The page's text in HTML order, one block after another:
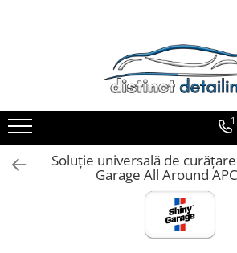
Unelte Tornador®
Piese de Schimb Tornador®
Maşini de Polishat
Talere şi Piese de Schimb
1
Soluție universală de curățare
Garage All Around